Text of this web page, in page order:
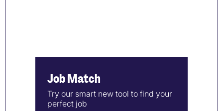
Job Match
Try our smart new tool to find your
perfect job